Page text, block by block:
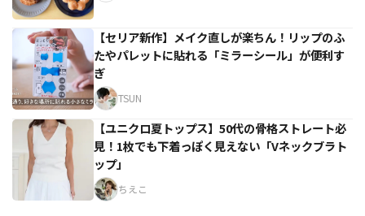
【セリア新作】メイク直しが楽ちん！リップのふ
たやパレットに貼れる「ミラーシール」が便利す
ぎ
TSUN
【ユニクロ夏トップス】50代の骨格ストレート必
見！1枚でも下着っぽく見えない「Vネックブラト
ップ」
ちえこ